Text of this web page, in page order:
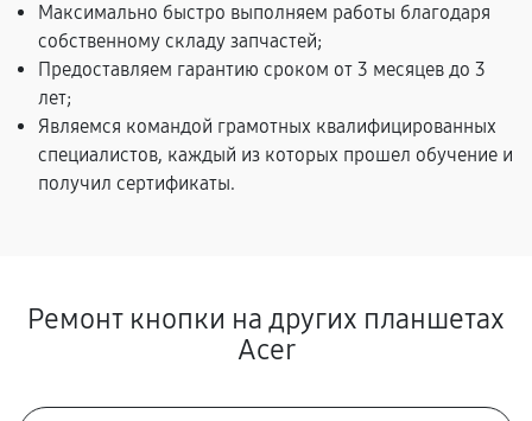
Максимально быстро выполняем работы благодаря
собственному складу запчастей;
Предоставляем гарантию сроком от 3 месяцев до 3
лет;
Являемся командой грамотных квалифицированных
специалистов, каждый из которых прошел обучение и
получил сертификаты.
Ремонт кнопки на других планшетах
Acer